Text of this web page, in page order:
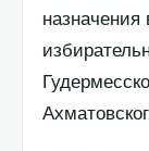
назначения